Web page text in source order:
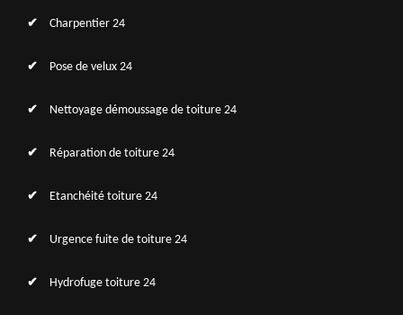
Charpentier 24
Pose de velux 24
Nettoyage démoussage de toiture 24
Réparation de toiture 24
Etanchéité toiture 24
Urgence fuite de toiture 24
Hydrofuge toiture 24